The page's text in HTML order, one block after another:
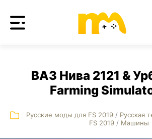
ВАЗ Нива 2121 &
Farming
Русские моды для FS 2019/ Русская
FS 2019 / Машины